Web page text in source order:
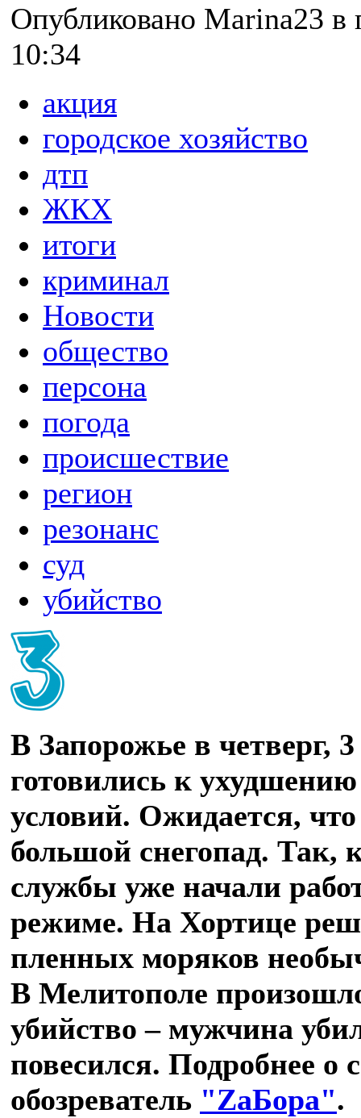
Опубликовано Marina23 в
10:34
акция
городское хозяйство
дтп
ЖКХ
итоги
криминал
Новости
общество
персона
погода
происшествие
регион
резонанс
суд
убийство
В Запорожье в четверг,
готовились к
условий. Ожидается, что
большой снегопад. Так,
службы уже начали
режиме. На Хортице
пленных моряков
В Мелитополе
убийство – мужчина
повесился. Подробнее о
обозреватель "ZаБора".